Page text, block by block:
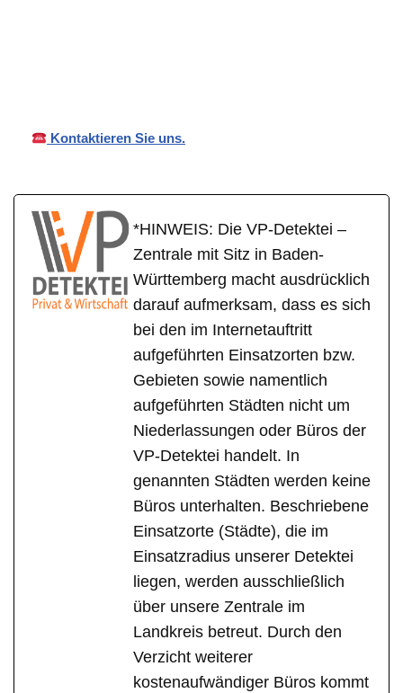
Kontaktieren Sie uns.
*HINWEIS: Die VP-Detektei –
Zentrale mit Sitz in Baden-
Württemberg macht ausdrücklich
darauf aufmerksam, dass es sich
bei den im Internetauftritt
aufgeführten Einsatzorten bzw.
Gebieten sowie namentlich
aufgeführten Städten nicht um
Niederlassungen oder Büros der
VP-Detektei handelt. In
genannten Städten werden keine
Büros unterhalten. Beschriebene
Einsatzorte (Städte), die im
Einsatzradius unserer Detektei
liegen, werden ausschließlich
über unsere Zentrale im
Landkreis betreut. Durch den
Verzicht weiterer
kostenaufwändiger Büros kommt